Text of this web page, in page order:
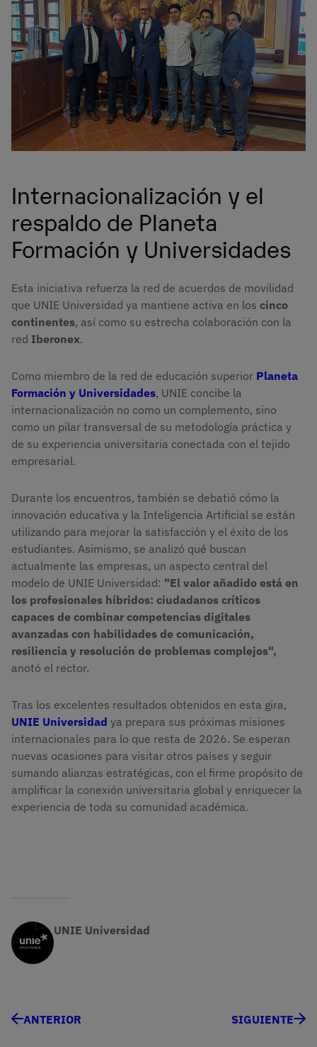
Internacionalización y el
respaldo de Planeta
Formación y Universidades
Esta iniciativa refuerza la red de acuerdos de movilidad
que UNIE Universidad ya mantiene activa en los cinco
continentes, así como su estrecha colaboración con la
red Iberonex.
Como miembro de la red de educación superior Planeta
Formación y Universidades, UNIE concibe la
internacionalización no como un complemento, sino
como un pilar transversal de su metodología práctica y
de su experiencia universitaria conectada con el tejido
empresarial.
Durante los encuentros, también se debatió cómo la
innovación educativa y la Inteligencia Artificial se están
utilizando para mejorar la satisfacción y el éxito de los
estudiantes. Asimismo, se analizó qué buscan
actualmente las empresas, un aspecto central del
modelo de UNIE Universidad: "El valor añadido está en
los profesionales híbridos: ciudadanos críticos
capaces de combinar competencias digitales
avanzadas con habilidades de comunicación,
resiliencia y resolución de problemas complejos",
anotó el rector.
Tras los excelentes resultados obtenidos en esta gira,
UNIE Universidad ya prepara sus próximas misiones
internacionales para lo que resta de 2026. Se esperan
nuevas ocasiones para visitar otros países y seguir
sumando alianzas estratégicas, con el firme propósito de
amplificar la conexión universitaria global y enriquecer la
experiencia de toda su comunidad académica.
UNIE Universidad
ANTERIOR SIGUIENTE